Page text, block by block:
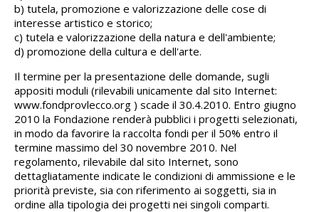
b) tutela, promozione e valorizzazione delle cose di
interesse artistico e storico;
c) tutela e valorizzazione della natura e dell'ambiente;
d) promozione della cultura e dell'arte.
Il termine per la presentazione delle domande, sugli
appositi moduli (rilevabili unicamente dal sito Internet:
www.fondprovlecco.org ) scade il 30.4.2010. Entro giugno
2010 la Fondazione renderà pubblici i progetti selezionati,
in modo da favorire la raccolta fondi per il 50% entro il
termine massimo del 30 novembre 2010. Nel
regolamento, rilevabile dal sito Internet, sono
dettagliatamente indicate le condizioni di ammissione e le
priorità previste, sia con riferimento ai soggetti, sia in
ordine alla tipologia dei progetti nei singoli comparti.